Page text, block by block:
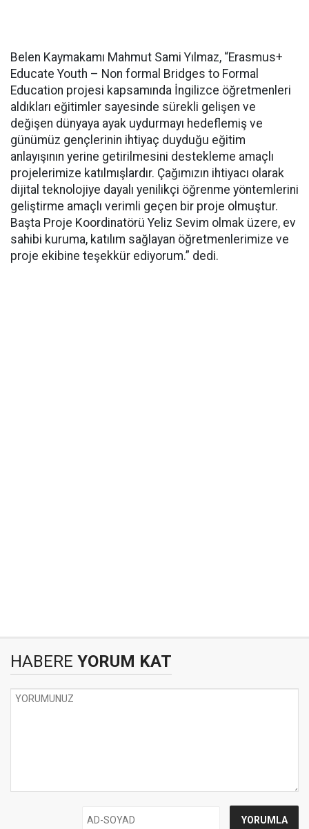
Belen Kaymakamı Mahmut Sami Yılmaz, “Erasmus+
Educate Youth – Non formal Bridges to Formal
Education projesi kapsamında İngilizce öğretmenleri
aldıkları eğitimler sayesinde sürekli gelişen ve
değişen dünyaya ayak uydurmayı hedeflemiş ve
günümüz gençlerinin ihtiyaç duyduğu eğitim
anlayışının yerine getirilmesini destekleme amaçlı
projelerimize katılmışlardır. Çağımızın ihtiyacı olarak
dijital teknolojiye dayalı yenilikçi öğrenme yöntemlerini
geliştirme amaçlı verimli geçen bir proje olmuştur.
Başta Proje Koordinatörü Yeliz Sevim olmak üzere, ev
sahibi kuruma, katılım sağlayan öğretmenlerimize ve
proje ekibine teşekkür ediyorum.” dedi.
HABERE YORUM KAT